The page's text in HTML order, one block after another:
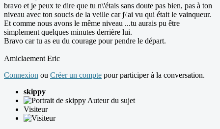
bravo et je peux te dire que tu n\'étais sans doute pas bien, pas à ton
niveau avec ton soucis de la veille car j\'ai vu qui était le vainqueur.
Et comme nous avons le même niveau ...tu aurais pu être
simplement quelques minutes derrière lui.
Bravo car tu as eu du courage pour pendre le départ.
Amiclaement Eric
Connexion ou Créer un compte pour participer à la conversation.
skippy
Auteur du sujet
Visiteur